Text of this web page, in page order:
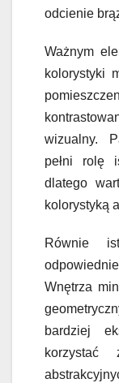
odcienie
Ważnym
kolorystyki
wizualny.
pełni rolę
dlatego
kolorystyką
Równie
Wnętrza
bardziej
korzystać